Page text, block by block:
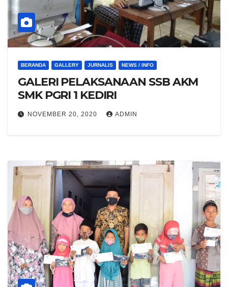
BERANDA GALLERY JURNALIS NEWS / INFO
GALERI PELAKSANAAN SSB AKM
SMK PGRI 1 KEDIRI
NOVEMBER 20, 2020 ADMIN